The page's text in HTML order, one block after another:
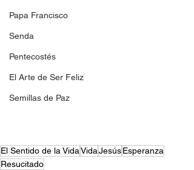
Papa Francisco
Senda
Pentecostés
El Arte de Ser Feliz
Semillas de Paz
El Sentido de la VidaVidaJesúsEsperanza
Resucitado